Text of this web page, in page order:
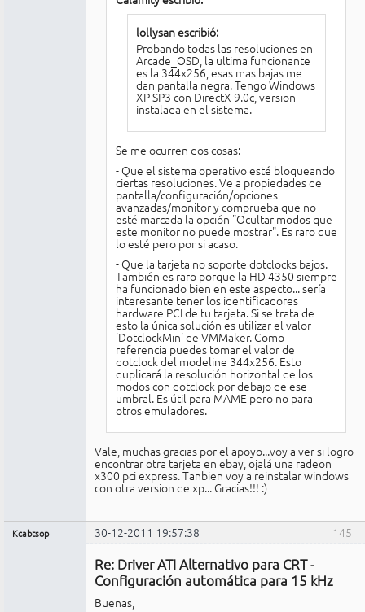
lollysan escribió:
Probando todas las resoluciones en
Arcade_OSD, la ultima funcionante
es la 344x256, esas mas bajas me
dan pantalla negra. Tengo Windows
XP SP3 con DirectX 9.0c, version
instalada en el sistema.
Se me ocurren dos cosas:
- Que el sistema operativo esté bloqueando
ciertas resoluciones. Ve a propiedades de
pantalla/configuración/opciones
avanzadas/monitor y comprueba que no
esté marcada la opción "Ocultar modos que
este monitor no puede mostrar". Es raro que
lo esté pero por si acaso.
- Que la tarjeta no soporte dotclocks bajos.
También es raro porque la HD 4350 siempre
ha funcionado bien en este aspecto... sería
interesante tener los identificadores
hardware PCI de tu tarjeta. Si se trata de
esto la única solución es utilizar el valor
'DotclockMin' de VMMaker. Como
referencia puedes tomar el valor de
dotclock del modeline 344x256. Esto
duplicará la resolución horizontal de los
modos con dotclock por debajo de ese
umbral. Es útil para MAME pero no para
otros emuladores.
Vale, muchas gracias por el apoyo...voy a ver si logro
encontrar otra tarjeta en ebay, ojalá una radeon
x300 pci express. Tanbien voy a reinstalar windows
con otra version de xp... Gracias!!! :)
145
Kcabtsop 30-12-2011 19:57:38
Re: Driver ATI Alternativo para CRT -
Configuración automática para 15 kHz
Buenas,